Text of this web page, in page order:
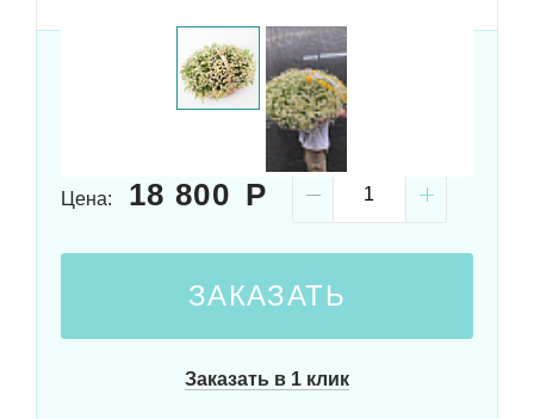
50x75 см
101 ромашка, плетёная корзина
Цена: 18 800
ЗАКАЗАТЬ
Заказать в 1 клик